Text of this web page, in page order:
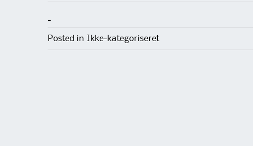
-
Posted in Ikke-kategoriseret